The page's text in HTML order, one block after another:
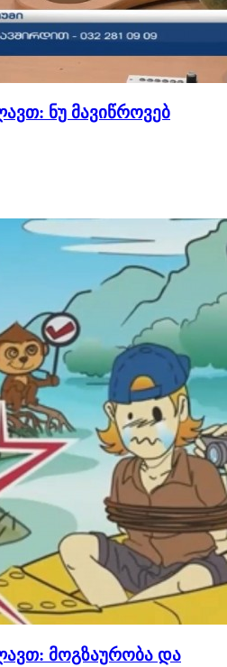
ნუ მავიწროვებ
მოგზაურობა და